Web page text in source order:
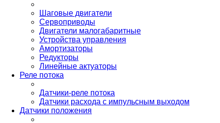
Шаговые двигатели
Сервоприводы
Двигатели малогабаритные
Устройства управления
Амортизаторы
Редукторы
Линейные актуаторы
Реле потока
Датчики-реле потока
Датчики расхода с импульсным выходом
Датчики положения